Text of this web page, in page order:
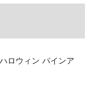
ロウィン パインア